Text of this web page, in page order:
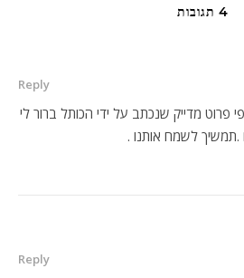
4 תגובות
Reply
פרוט מדייק שנכתב על ידי הכותל ברור לי
לשמח אותנו .
Reply